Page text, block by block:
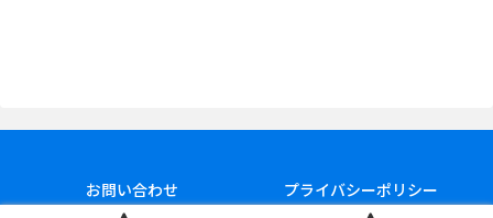
お問い合わせ
プライバシーポリシー